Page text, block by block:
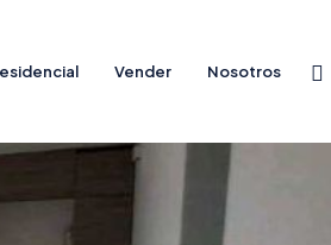
Vender Nosotros